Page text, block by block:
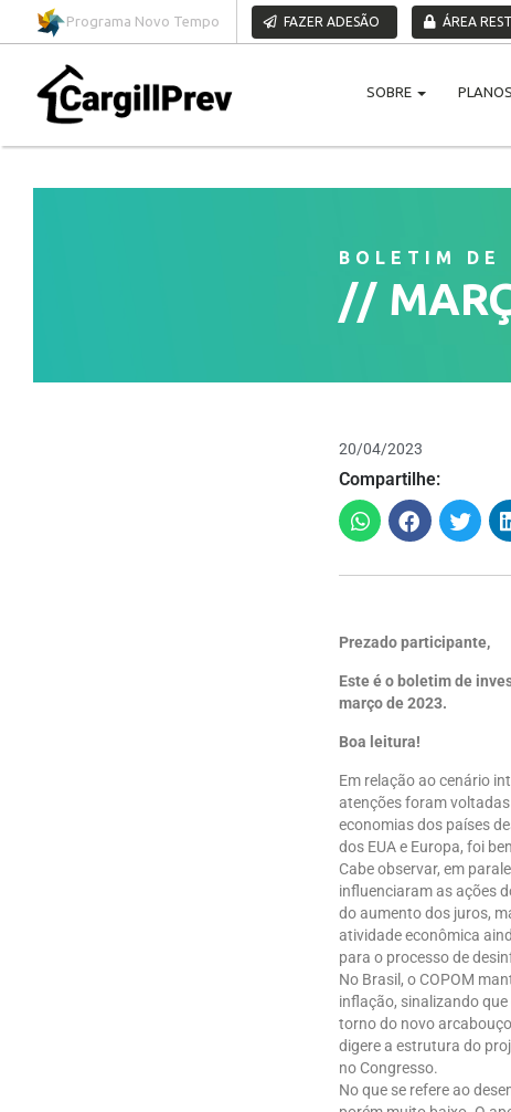
Pular para o conteúdo
Programa Novo Tempo FAZER ADESÃO ÁREA
SOBRE PLANOS
BOLETIM DE
//
20/04/2023
Compartilhe:
Prezado participante,
Este é o boletim de
março de 2023.
Boa leitura!
Em relação ao cenário
atenções foram
economias dos países
dos EUA e Europa, foi
Cabe observar, em
influenciaram as ações
do aumento dos juros,
atividade econômica
para o processo de
No Brasil, o COPOM
inflação, sinalizando
torno do novo
digere a estrutura do
no Congresso.
No que se refere ao